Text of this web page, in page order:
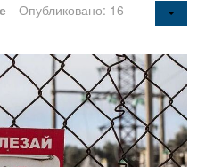
Опубликовано: 16